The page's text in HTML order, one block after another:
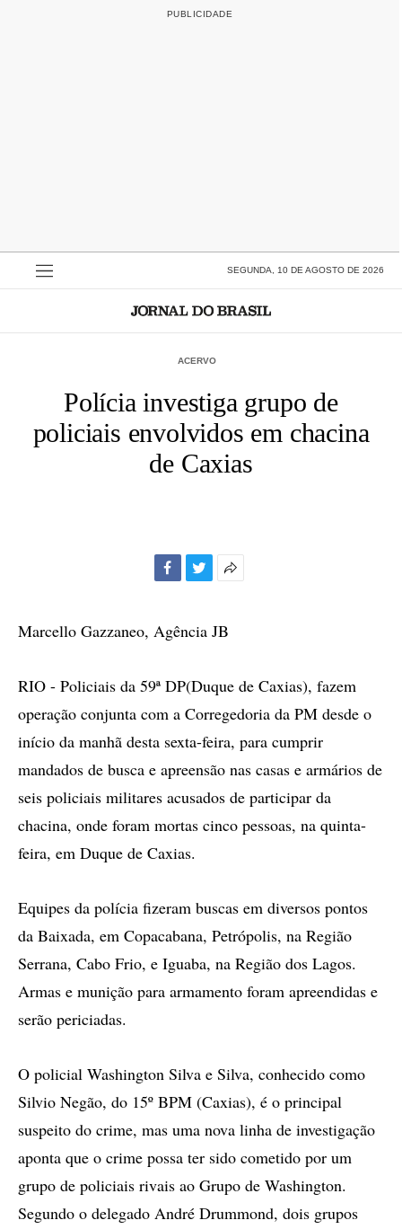
SEGUNDA, 10 DE AGOSTO DE 2026
ACERVO
Polícia investiga grupo de
policiais envolvidos em chacina
de Caxias
compartilhamento
Marcello Gazzaneo, Agência JB
RIO - Policiais da 59ª DP(Duque de Caxias), fazem
operação conjunta com a Corregedoria da PM desde o
início da manhã desta sexta-feira, para cumprir
mandados de busca e apreensão nas casas e armários de
seis policiais militares acusados de participar da
chacina, onde foram mortas cinco pessoas, na quinta-
feira, em Duque de Caxias.
Equipes da polícia fizeram buscas em diversos pontos
da Baixada, em Copacabana, Petrópolis, na Região
Serrana, Cabo Frio, e Iguaba, na Região dos Lagos.
Armas e munição para armamento foram apreendidas e
serão periciadas.
O policial Washington Silva e Silva, conhecido como
Silvio Negão, do 15º BPM (Caxias), é o principal
suspeito do crime, mas uma nova linha de investigação
aponta que o crime possa ter sido cometido por um
grupo de policiais rivais ao Grupo de Washington.
Segundo o delegado André Drummond, dois grupos